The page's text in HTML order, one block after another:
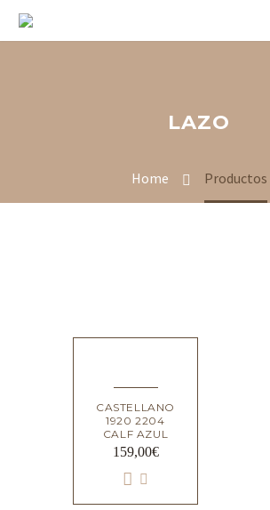
LAZO
Home Productos
CASTELLANO
1920 2204
CALF AZUL
159,00€